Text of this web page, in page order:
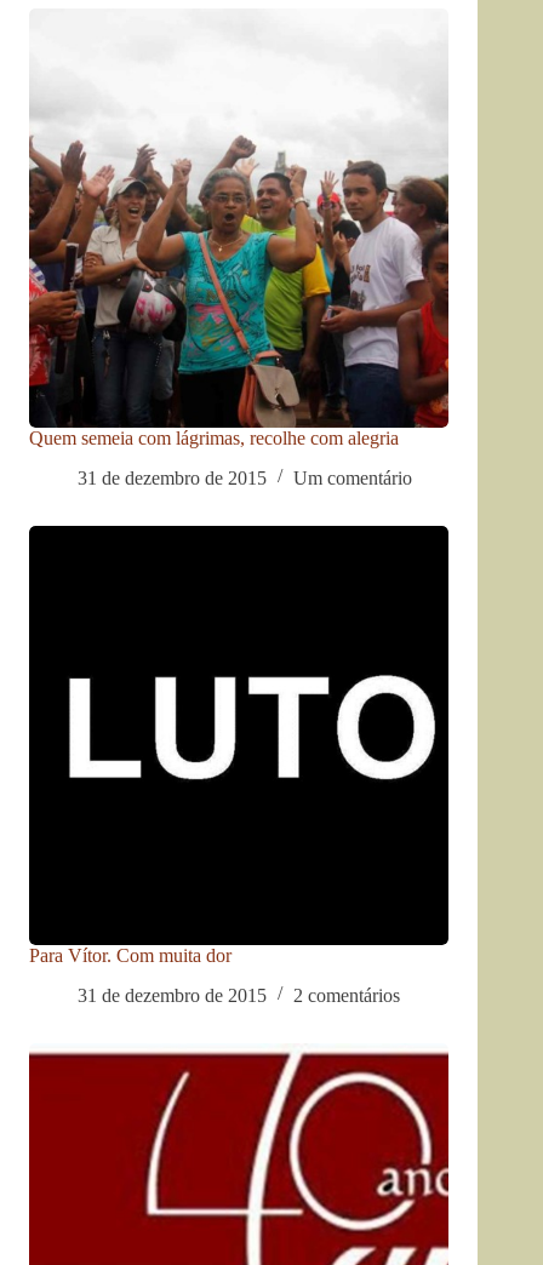
Quem semeia com lágrimas, recolhe com alegria
31 de dezembro de 2015
Um comentário
Para Vítor. Com muita dor
31 de dezembro de 2015
2 comentários